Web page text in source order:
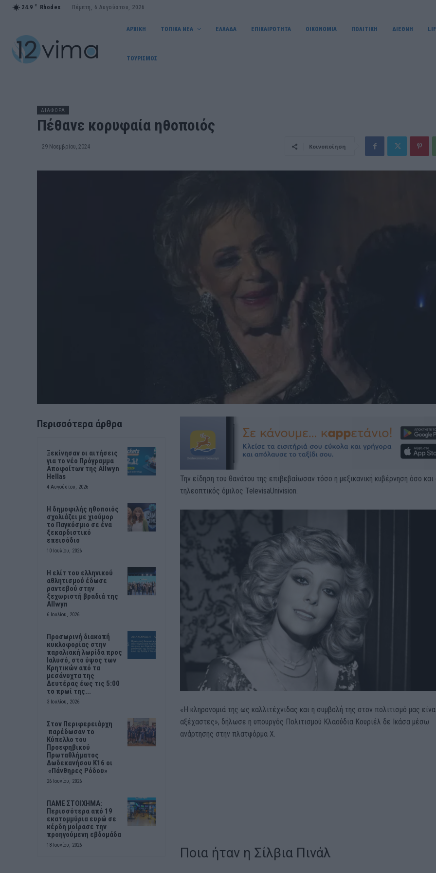
24.9 C Rhodes Πέμπτη, 6 Αυγούστου, 2026
ΑΡΧΙΚΗ ΤΟΠΙΚΑ ΝΕΑ ΕΛΛΑΔΑ ΕΠΙΚΑΙΡΟΤΗΤΑ OIKONOMIA ΠΟΛΙΤΙΚΗ ΔΙΕΘΝΗ
ΤΟΥΡΙΣΜΟΣ
ΔΙΑΦΟΡΑ
Πέθανε κορυφαία ηθοποιός
29 Νοεμβρίου, 2024 Κοινοποίηση
Περισσότερα άρθρα
Ξεκίνησαν οι αιτήσεις
για το νέο Πρόγραμμα
Αποφοίτων της Allwyn
Hellas
4 Αυγούστου, 2026
Η δημοφιλής ηθοποιός
σχολιάζει με χιούμορ
το Παγκόσμιο σε ένα
ξεκαρδιστικό
επεισόδιο
10 Ιουλίου, 2026
Η ελίτ του ελληνικού
αθλητισμού έδωσε
ραντεβού στην
ξεχωριστή βραδιά της
Allwyn
6 Ιουλίου, 2026
Προσωρινή διακοπή
κυκλοφορίας στην
παραλιακή λωρίδα προς
Ιαλυσό, στο ύψος των
Κρητικών από τα
μεσάνυχτα της
Δευτέρας έως τις 5:00
το πρωί της...
3 Ιουλίου, 2026
Στον Περιφερειάρχη
παρέδωσαν το
Κύπελλο του
Προεφηβικού
Πρωταθλήματος
Δωδεκανήσου Κ16 οι
«Πάνθηρες Ρόδου»
26 Ιουνίου, 2026
ΠΑΜΕ ΣΤΟΙΧΗΜΑ:
Περισσότερα από 19
εκατομμύρια ευρώ σε
κέρδη μοίρασε την
προηγούμενη εβδομάδα
18 Ιουνίου, 2026
Την είδηση του θανάτου της επιβεβαίωσαν τόσο η μεξικανική κυβέρνηση όσο και
τηλεοπτικός όμιλος TelevisaUnivision.
«Η κληρονομιά της ως καλλιτέχνιδας και η συμβολή της στον πολιτισμό μας
αξέχαστες», δήλωσε η υπουργός Πολιτισμού Κλαούδια Κουριέλ δε Ικάσα μέσω
ανάρτησης στην πλατφόρμα Χ.
Ποια ήταν η Σίλβια Πινάλ